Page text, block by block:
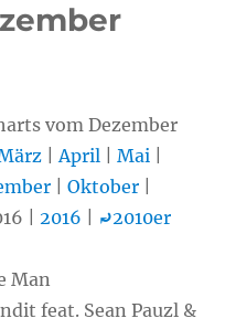
vom Dezember
|April |Mai
|Oktober
|2016 ⤾2010er
Man
feat. Sean Pauzl &